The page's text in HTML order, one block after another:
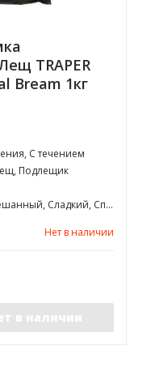
TRAPER
Bream 1кг
С течением
Подлещик
Сладкий, Специи
Нет в наличии
в наличии